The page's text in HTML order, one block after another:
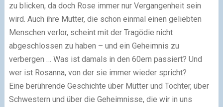
zu blicken, da doch Rose immer nur Vergangenheit sein
wird. Auch ihre Mutter, die schon einmal einen geliebten
Menschen verlor, scheint mit der Tragödie nicht
abgeschlossen zu haben – und ein Geheimnis zu
verbergen … Was ist damals in den 60ern passiert? Und
wer ist Rosanna, von der sie immer wieder spricht?
Eine berührende Geschichte über Mütter und Töchter, über
Schwestern und über die Geheimnisse, die wir in uns